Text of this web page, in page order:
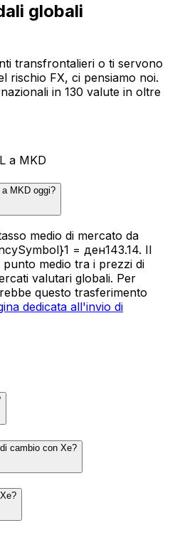
globali
transfrontalieri o ti servono
rischio FX, ci pensiamo noi.
in 130 valute in oltre
a MKD
MKD oggi?
medio di mercato da
= ден143.14. Il
medio tra i prezzi di
valutari globali. Per
questo trasferimento
dedicata all'invio di
cambio con Xe?